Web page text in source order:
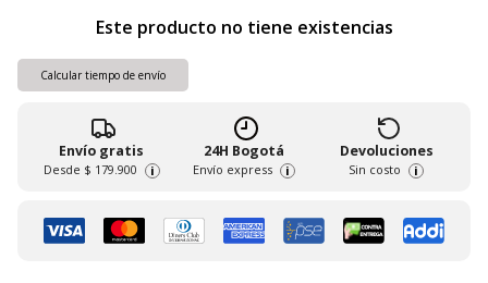
Este producto no tiene existencias
Calcular tiempo de envío
Envío gratis
Desde $ 179.900 i
24H Bogotá
Envío express i
Devoluciones
Sin costo i